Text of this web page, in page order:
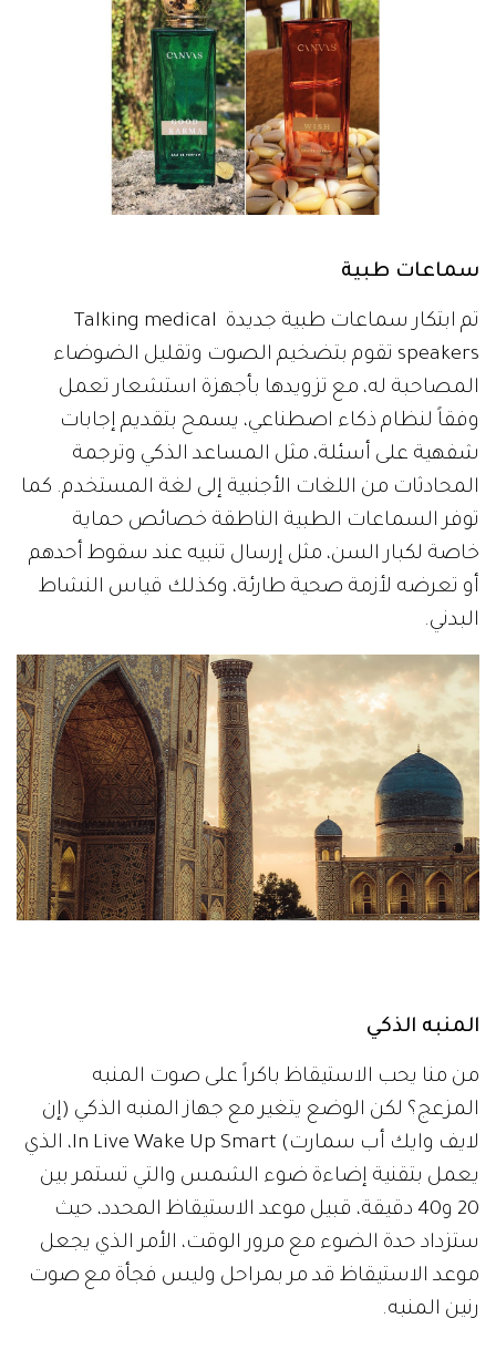
سماعات طبية
تم ابتكار سماعات طبية جديدة Talking medical
speakers تقوم بتضخيم الصوت وتقليل الضوضاء
المصاحبة له، مع تزويدها بأجهزة استشعار تعمل
وفقاً لنظام ذكاء اصطناعي، يسمح بتقديم إجابات
شفهية على أسئلة، مثل المساعد الذكي وترجمة
المحادثات من اللغات الأجنبية إلى لغة المستخدم. كما
توفر السماعات الطبية الناطقة خصائص حماية
خاصة لكبار السن، مثل إرسال تنبيه عند سقوط أحدهم
أو تعرضه لأزمة صحية طارئة، وكذلك قياس النشاط
البدني.
المنبه الذكي
من منا يحب الاستيقاظ باكراً على صوت المنبه
المزعج؟ لكن الوضع يتغير مع جهاز المنبه الذكي (إن
لايف وايك أب سمارت) In Live Wake Up Smart، الذي
يعمل بتقنية إضاءة ضوء الشمس والتي تستمر بين
20 و40 دقيقة، قبيل موعد الاستيقاظ المحدد، حيث
ستزداد حدة الضوء مع مرور الوقت، الأمر الذي يجعل
موعد الاستيقاظ قد مر بمراحل وليس فجأة مع صوت
رنين المنبه.